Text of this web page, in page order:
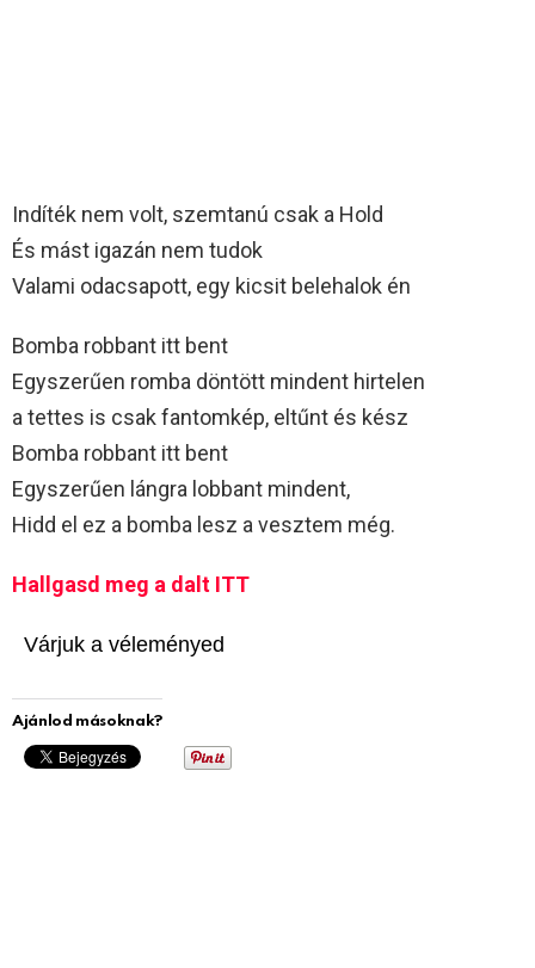
Indíték nem volt, szemtanú csak a Hold
És mást igazán nem tudok
Valami odacsapott, egy kicsit belehalok én
Bomba robbant itt bent
Egyszerűen romba döntött mindent hirtelen
a tettes is csak fantomkép, eltűnt és kész
Bomba robbant itt bent
Egyszerűen lángra lobbant mindent,
Hidd el ez a bomba lesz a vesztem még.
Hallgasd meg a dalt ITT
Várjuk a véleményed
Ajánlod másoknak?